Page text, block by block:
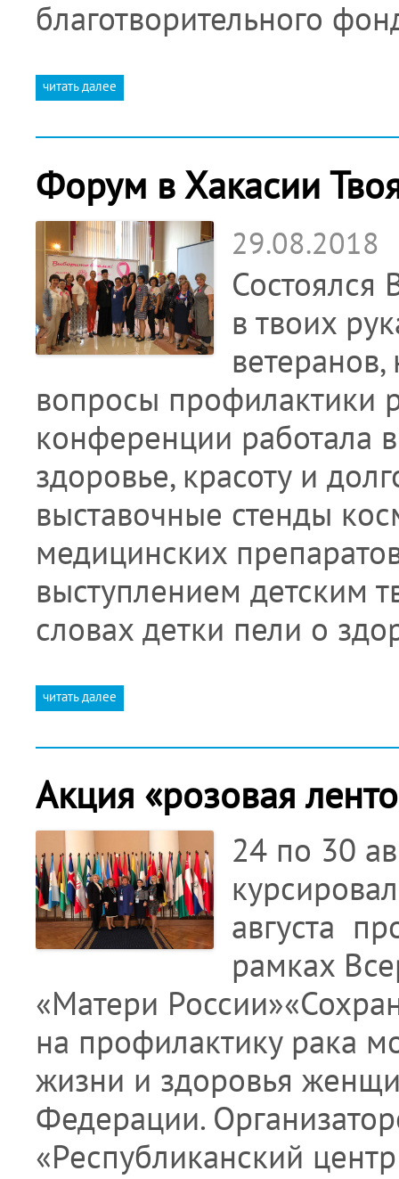
благотворительного
читать далее
Форум в Хакасии
29.08.2018
Состоялся
в твоих
вопросы профилактики
конференции работала
здоровье, красоту и
выставочные стенды
медицинских
выступлением детским
словах детки пели о
читать далее
Акция «розовая
24 по 30
августа
рамках
«Матери
на профилактику рака
жизни и здоровья
Федерации.
«Республиканский